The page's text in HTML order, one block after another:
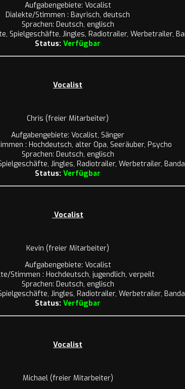
Aufgabengebiete: Vocalist
Dialekte/Stimmen : Bayrisch, deutsch
Sprachen: Deutsch, englisch
Spielgeschäfte, Jingles, Radiotrailer, Werbetrailer,
Status: Verfügbar
Vocalist
Chris (freier Mitarbeiter)
Aufgabengebiete: Vocalist, Sänger
: Hochdeutsch, alter Opa, Seeräuber, Psycho
Sprachen: Deutsch, englisch
Jingles, Radiotrailer, Werbetrailer,
Status: Verfügbar
Vocalist
Kevin (freier Mitarbeiter)
Aufgabengebiete: Vocalist
Stimmen : Hochdeutsch, jugendlich, verpeilt
Sprachen: Deutsch, englisch
Jingles, Radiotrailer, Werbetrailer,
Status: Verfügbar
Vocalist
Michael (freier Mitarbeiter)